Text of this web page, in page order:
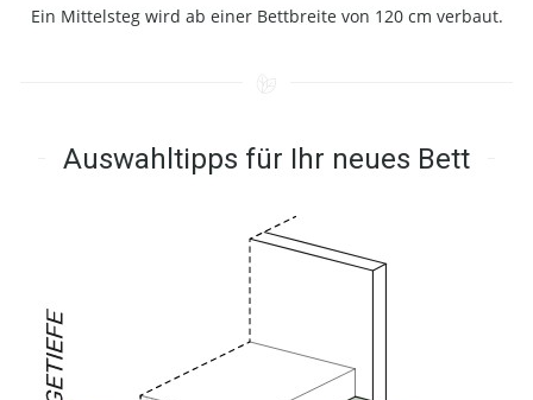
Ein Mittelsteg wird ab einer Bettbreite von 120 cm verbaut.
Auswahltipps für Ihr neues Bett